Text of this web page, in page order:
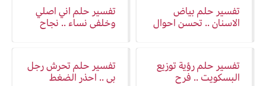
تفسير حلم بياض
الاسنان .. تحسن احوال
تفسير حلم اني اصلي
وخلفي نساء .. نجاح
تفسير حلم رؤية توزيع
البسكويت .. فرح
تفسير حلم تحرش رجل
بي .. احذر الضغط